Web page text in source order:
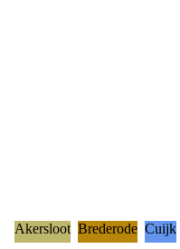
Akersloot Brederode Cuijk